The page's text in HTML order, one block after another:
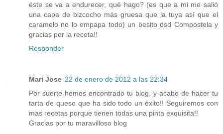
éste se va a endurecer, qué hago? (es que a mi me salió
una capa de bizcocho más gruesa que la tuya así que el
caramelo no lo empapa todo) un besito dsd Compostela y
gracias por la receta!!
Responder
Mari Jose 22 de enero de 2012 a las 22:34
Por suerte hemos encontrado tu blog, y acabo de hacer tu
tarta de queso que ha sido todo un éxito!! Seguiremos con
mas recetas porque tienen todas una pinta exquisita!!
Gracias por tu maravilloso blog